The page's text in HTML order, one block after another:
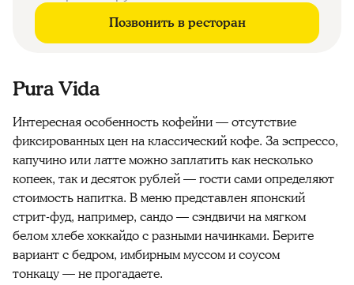
Позвонить в ресторан
Pura Vida
Интересная особенность кофейни — отсутствие
фиксированных цен на классический кофе. За эспрессо,
капучино или латте можно заплатить как несколько
копеек, так и десяток рублей — гости сами определяют
стоимость напитка. В меню представлен японский
стрит-фуд, например, сандо — сэндвичи на мягком
белом хлебе хоккайдо с разными начинками. Берите
вариант с бедром, имбирным муссом и соусом
тонкацу — не прогадаете.